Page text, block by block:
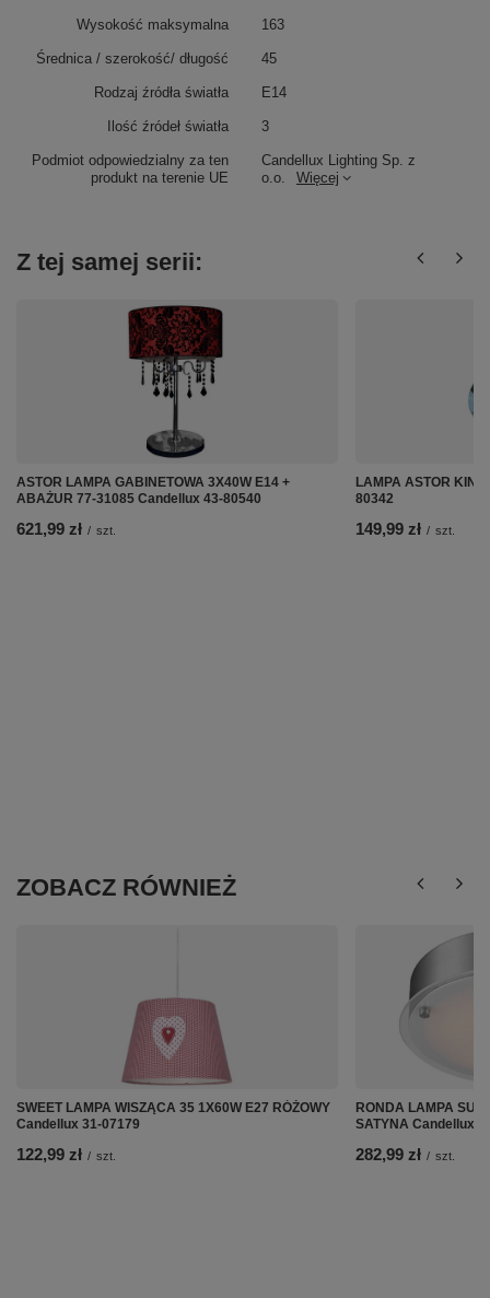
Podmiot odpowiedzialny za ten
produkt na terenie UE
Candellux Lighting Sp. z
o.o.
Więcej
Wysokość maksymalna 163
Średnica / szerokość/ długość 45
Rodzaj źródła światła E14
Ilość źródeł światła 3
Z tej samej serii:
ASTOR LAMPA GABINETOWA 3X40W E14 +
ABAŻUR 77-31085 Candellux 43-80540
621,99 zł / szt.
LAMPA ASTOR
80342
149,99 zł / szt.
ZOBACZ RÓWNIEŻ
SWEET LAMPA WISZĄCA 35 1X60W E27 RÓŻOWY
Candellux 31-07179
122,99 zł / szt.
RONDA LAMPA
SATYNA Candellux
282,99 zł / szt.